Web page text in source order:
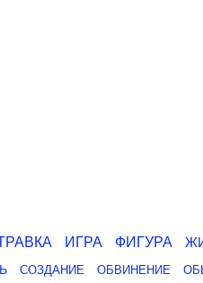
ИГРА ФИГУРА
СОЗДАНИЕ ОБВИНЕНИЕ